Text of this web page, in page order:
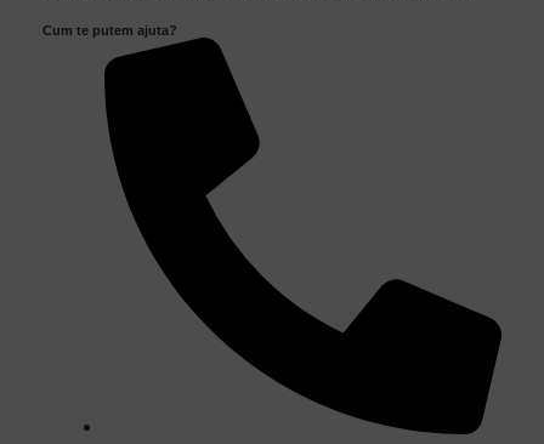
Cum te putem ajuta?